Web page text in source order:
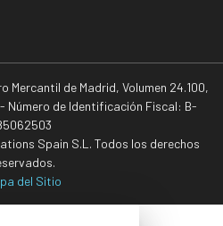
Mercantil de Madrid, Volumen 24.100,
Número de Identificación Fiscal: B-
Spain S.L. Todos los derechos
del Sitio